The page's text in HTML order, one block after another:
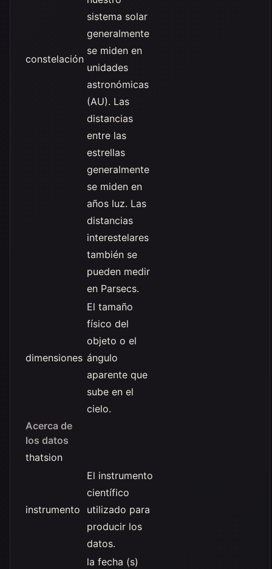
constelación
sistema solar
generalmente
se miden en
unidades
astronómicas
(AU). Las
distancias
entre las
estrellas
generalmente
se miden en
años luz. Las
distancias
interestelares
también se
pueden medir
en Parsecs.
dimensiones
El tamaño
físico del
objeto o el
ángulo
aparente que
sube en el
cielo.
Acerca de
los datos
thatsion
instrumento
El instrumento
científico
utilizado para
producir los
datos.
la fecha (s)